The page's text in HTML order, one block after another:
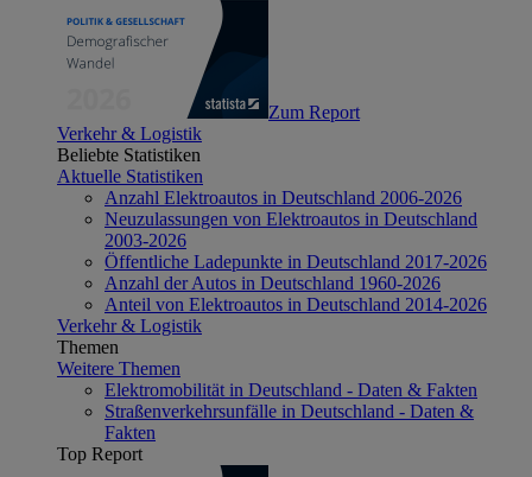
Zum Report
Verkehr & Logistik
Beliebte Statistiken
Aktuelle Statistiken
Anzahl Elektroautos in Deutschland 2006-2026
Neuzulassungen von Elektroautos in Deutschland
2003-2026
Öffentliche Ladepunkte in Deutschland 2017-2026
Anzahl der Autos in Deutschland 1960-2026
Anteil von Elektroautos in Deutschland 2014-2026
Verkehr & Logistik
Themen
Weitere Themen
Elektromobilität in Deutschland - Daten & Fakten
Straßenverkehrsunfälle in Deutschland - Daten &
Fakten
Top Report